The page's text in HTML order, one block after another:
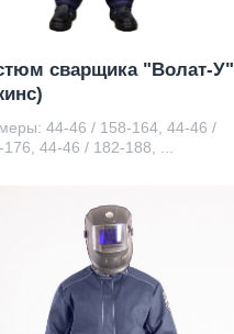
сварщика "Волат-У"
44-46 / 158-164, 44-46 /
176, 44-46 / 182-188, ...